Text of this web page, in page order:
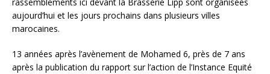
aujourd’hui et les jours prochains dans plusieurs villes
marocaines.
13 années après l’avènement de Mohamed 6, près de 7 ans
après la publication du rapport sur l’action de l’Instance Equité